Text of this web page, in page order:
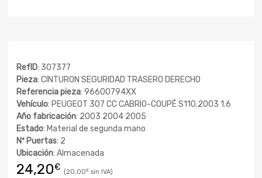
RefID: 307377
Pieza: CINTURON SEGURIDAD TRASERO DERECHO
Referencia pieza: 96600794XX
Vehículo: PEUGEOT 307 CC CABRIO-COUPÉ S110.2003 1.6
Año fabricación: 2003 2004 2005
Estado: Material de segunda mano
Nº Puertas: 2
Ubicación: Almacenada
24,20€ 20,00€